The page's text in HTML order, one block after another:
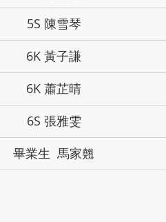
5S 陳雪琴
6K 黃子謙
6K 蕭芷晴
6S 張雅雯
畢業生  馬家翹